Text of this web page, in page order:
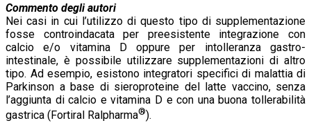
Commento degli autori
Nei casi in cui l’utilizzo di questo tipo di supplementazione
fosse controindacata per preesistente integrazione con
calcio e/o vitamina D oppure per intolleranza gastro-
intestinale, è possibile utilizzare supplementazioni di altro
tipo. Ad esempio, esistono integratori specifici di malattia di
Parkinson a base di sieroproteine del latte vaccino, senza
l’aggiunta di calcio e vitamina D e con una buona tollerabilità
gastrica (Fortiral Ralpharma®).